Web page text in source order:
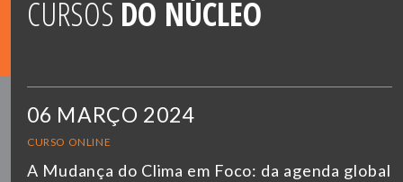
CURSOS DO NÚCLEO
06 MARÇO 2024
CURSO ONLINE
A Mudança do Clima em Foco: da agenda global